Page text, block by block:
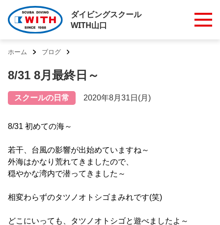
ダイビングスクール
WITH山口
ホーム ブログ
8/31 8月最終日～
スクールの日常 2020年8月31日(月)
8/31 初めての海～
若干、台風の影響が出始めていますね～
外海はかなり荒れてきましたので、
穏やかな湾内で潜ってきました～
相変わらずのタツノオトシゴまみれです(笑)
どこにいっても、タツノオトシゴと遊べましたよ～